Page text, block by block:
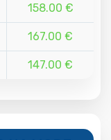
158.00 €
167.00 €
147.00 €